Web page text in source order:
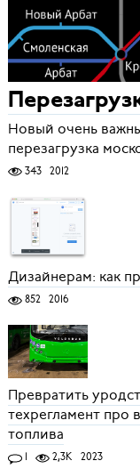
Новый очень
перезагрузка
343 2012
Дизайнерам: как
852 2016
Превратить
техрегламент про
топлива
1 2,3K 2023